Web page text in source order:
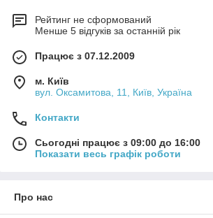
Рейтинг не сформований
Менше 5 відгуків за останній рік
Працює з 07.12.2009
м. Київ
вул. Оксамитова, 11, Київ, Україна
Контакти
Сьогодні працює з 09:00 до 16:00
Показати весь графік роботи
Про нас